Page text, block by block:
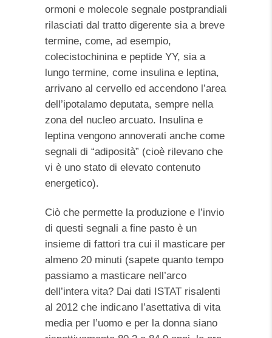
ormoni e molecole segnale postprandiali
rilasciati dal tratto digerente sia a breve
termine, come, ad esempio,
colecistochinina e peptide YY, sia a
lungo termine, come insulina e leptina,
arrivano al cervello ed accendono l’area
dell’ipotalamo deputata, sempre nella
zona del nucleo arcuato. Insulina e
leptina vengono annoverati anche come
segnali di “adiposità” (cioè rilevano che
vi è uno stato di elevato contenuto
energetico).
Ciò che permette la produzione e l’invio
di questi segnali a fine pasto è un
insieme di fattori tra cui il masticare per
almeno 20 minuti (sapete quanto tempo
passiamo a masticare nell’arco
dell’intera vita? Dai dati ISTAT risalenti
al 2012 che indicano l’asettativa di vita
media per l’uomo e per la donna siano